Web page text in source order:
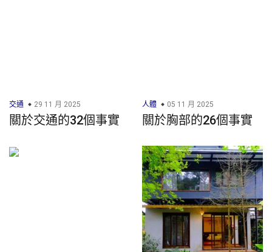
交通 29 11 月 2025
關於交通的32個事實
人體 05 11 月 2025
關於胸部的26個事實